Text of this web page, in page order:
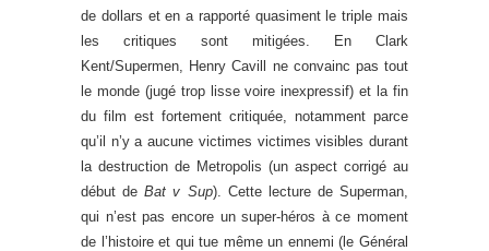
de dollars et en a rapporté quasiment le triple mais
les critiques sont mitigées. En Clark
Kent/Supermen, Henry Cavill ne convainc pas tout
le monde (jugé trop lisse voire inexpressif) et la fin
du film est fortement critiquée, notamment parce
qu’il n’y a aucune victimes victimes visibles durant
la destruction de Metropolis (un aspect corrigé au
début deBat v Sup). Cette lecture de Superman,
qui n’est pas encore un super-héros à ce moment
de l’histoire et qui tue même un ennemi (le Général